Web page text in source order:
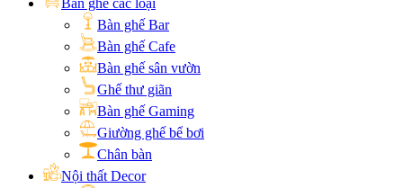
Bàn ghế các loại
Bàn ghế Bar
Bàn ghế Cafe
Bàn ghế sân vườn
Ghế thư giãn
Bàn ghế Gaming
Giường ghế bể bơi
Chân bàn
Nội thất Decor